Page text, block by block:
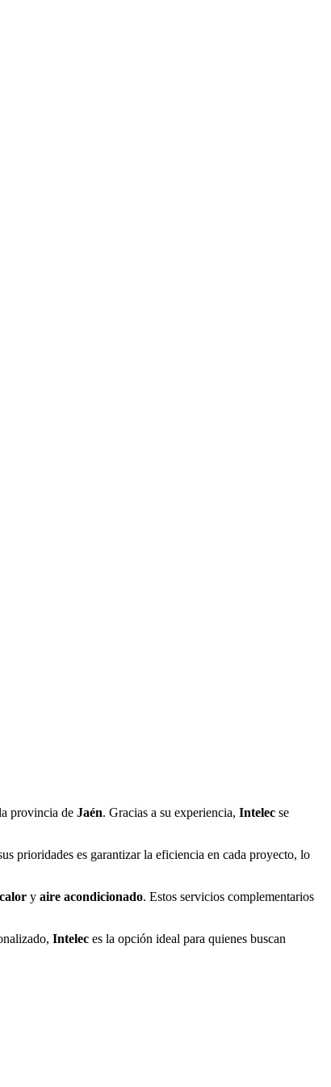
provincia de Jaén. Gracias a su experiencia, Intelec se
prioridades es garantizar la eficiencia en cada proyecto, lo
y aire acondicionado. Estos servicios complementarios
Intelec es la opción ideal para quienes buscan